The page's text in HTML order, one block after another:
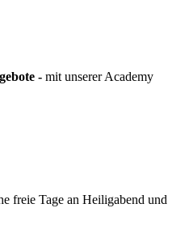
- mit unserer Academy
freie Tage an Heiligabend und